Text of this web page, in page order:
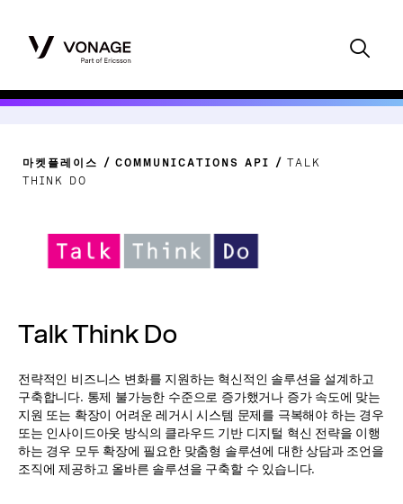
마켓플레이스 COMMUNICATIONS API
TALK
THINK DO
Talk Think Do
전략적인 비즈니스 변화를 지원하는 혁신적인 솔루션을 설계하고
구축합니다. 통제 불가능한 수준으로 증가했거나 증가 속도에 맞는
지원 또는 확장이 어려운 레거시 시스템 문제를 극복해야 하는 경우
또는 인사이드아웃 방식의 클라우드 기반 디지털 혁신 전략을 이행
하는 경우 모두 확장에 필요한 맞춤형 솔루션에 대한 상담과 조언을
조직에 제공하고 올바른 솔루션을 구축할 수 있습니다.